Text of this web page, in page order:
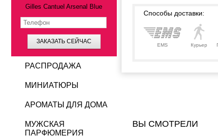
Способы доставки:
EMS Курьер
ВЫ СМОТРЕЛИ
Gilles Cantuel Arsenal Blue
ЗАКАЗАТЬ СЕЙЧАС
РАСПРОДАЖА
МИНИАТЮРЫ
АРОМАТЫ ДЛЯ ДОМА
МУЖСКАЯ
ПАРФЮМЕРИЯ